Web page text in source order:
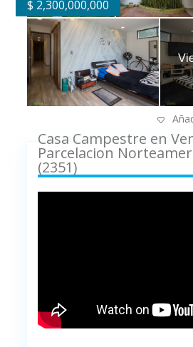
$ 2,300,000,000
Casa Campestre en
Parcelacion
(2351)